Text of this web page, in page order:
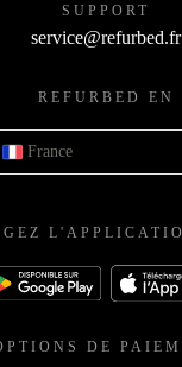
SUPPORT
service@refurbed.fr
REFURBED EN
France
DE